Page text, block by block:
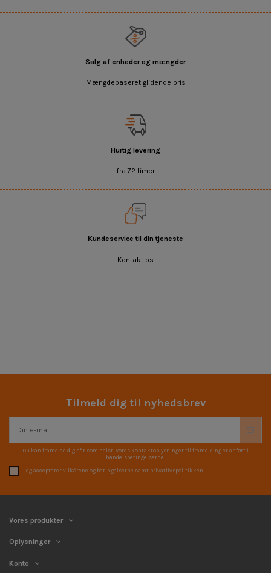
Salg af enheder og mængder
Mængdebaseret glidende pris
Hurtig levering
fra 72 timer
Kundeservice til din tjeneste
Kontakt os
Tilmeld dig til nyhedsbrev
Du kan framelde dig når som helst. Vores kontaktoplysninger til framelding er anført i
handelsbetingelserne.
Jeg accepterer vilkårene og betingelserne samt privatlivspolitikken
Vores produkter
Oplysninger
Konto